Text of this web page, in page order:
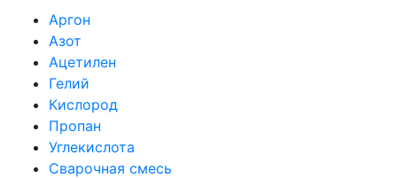
Аргон
Азот
Ацетилен
Гелий
Кислород
Пропан
Углекислота
Сварочная смесь